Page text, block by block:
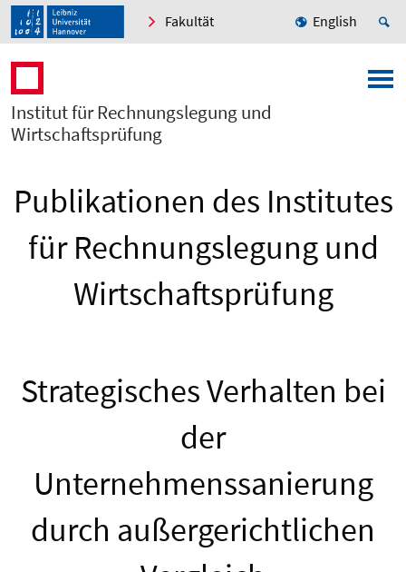
Fakultät English
Institut für Rechnungslegung und
Wirtschaftsprüfung
Publikationen des Institutes
für Rechnungslegung und
Wirtschaftsprüfung
Strategisches Verhalten bei
der
Unternehmenssanierung
durch außergerichtlichen